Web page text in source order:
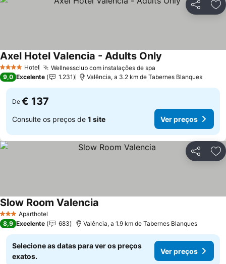
Partilhar
4 EstrelasHotel Wellnessclub com instalações de spa
Axel Hotel Valencia - Adults Only
9,0 Excelente 1.231 Valência, a 3.2 km de Tabernes Blanques
De € 137
Consulte os preços de 1 site Ver preços
Partilhar
3 EstrelasAparthotel
Slow Room Valencia
8,9 Excelente 683 Valência, a 1.9 km de Tabernes Blanques
Selecione as datas para ver os preços
exatos.
Ver preços